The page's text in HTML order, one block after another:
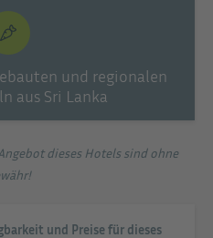
und regionalen
aus Sri Lanka
dieses Hotels sind ohne
und Preise für dieses